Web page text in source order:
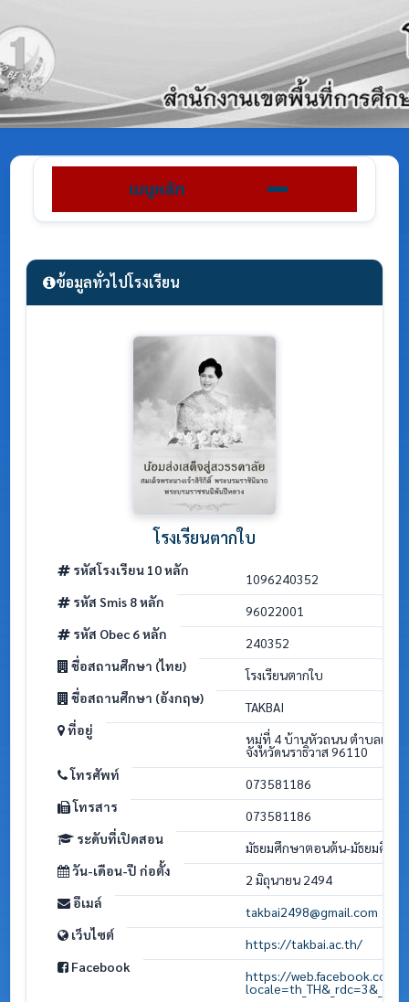
เมนูหลัก
ข้อมูลทั่วไปโรงเรียน
โรงเรียนตากใบ
รหัสโรงเรียน 10 หลัก
1096240352
รหัส Smis 8 หลัก
96022001
รหัส Obec 6 หลัก
240352
ชื่อสถานศึกษา (ไทย)
โรงเรียนตากใบ
ชื่อสถานศึกษา (อังกฤษ)
TAKBAI
ที่อยู่
หมู่ที่ 4 บ้านหัวถนน ตำบลเจ๊ะเ
จังหวัดนราธิวาส 96110
โทรศัพท์
073581186
โทรสาร
073581186
ระดับที่เปิดสอน
มัธยมศึกษาตอนต้น-มัธยมศึกษ
วัน-เดือน-ปี ก่อตั้ง
2 มิถุนายน 2494
อีเมล์
takbai2498@gmail.com
เว็บไซต์
https://takbai.ac.th/
Facebook
https://web.facebook.com/
locale=th_TH&_rdc=3&_rdr